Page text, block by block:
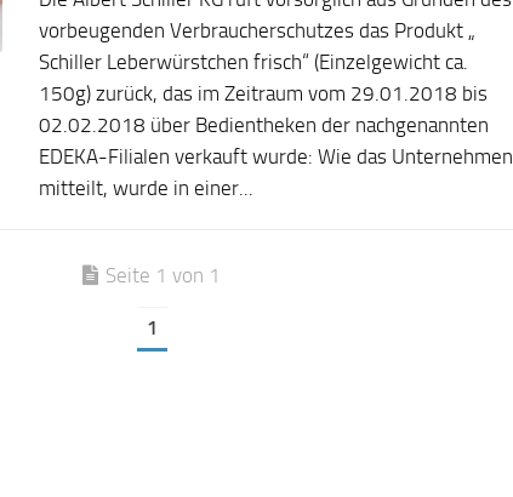
vorbeugenden Verbraucherschutzes das Produkt „
Schiller Leberwürstchen frisch“ (Einzelgewicht ca.
150g) zurück, das im Zeitraum vom 29.01.2018 bis
02.02.2018 über Bedientheken der nachgenannten
EDEKA-Filialen verkauft wurde: Wie das Unternehmen
mitteilt, wurde in einer...
Seite 1 von 1
1